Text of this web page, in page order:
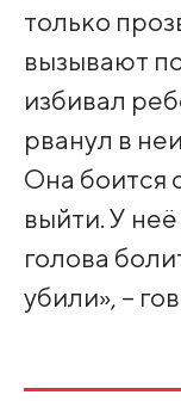
только
вызывают
избивал
рванул в
Она боится
выйти. У
голова
убили», –